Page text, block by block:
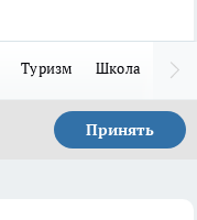
Туризм Школа
Принять